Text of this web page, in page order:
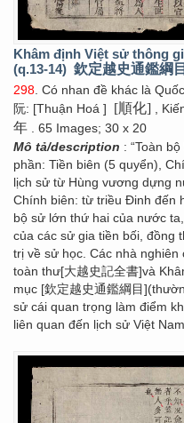
Khâm định Việt sử thông
(q.13-14) 欽定越史通鑑綱
298 . Có nhan đề khác là
阮: [Thuận Hoá ]
[順化] ,
年 . 65 Images; 30 x 20
Mô tả/description : “Toàn
phần: Tiền biên (5 quyển),
lịch sử từ Hùng vương dựng
Chính biên: từ triều Đinh đến
bộ sử lớn thứ hai của nước
của các sử gia tiền bối, đồng
trị về sử học. Các nhà
toàn thư[大越史記全書]và
mục [欽定越史通鑑綱目
sử cái quan trọng làm điểm
liên quan đến lịch sử Việt